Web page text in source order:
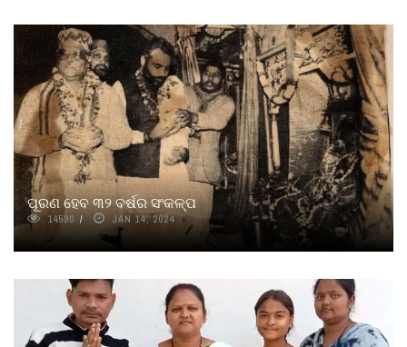
ପୂରଣ ହେବ ୩୨ ବର୍ଷର ସଂକଳ୍ପ
14590 JAN 14, 2024